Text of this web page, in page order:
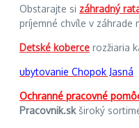
Obstarajte si záhradný
príjemné chvíle v záhrade
Detské koberce rozžiaria
ubytovanie Chopok Jasná
Ochranné pracovné
Pracovnik.skširoký